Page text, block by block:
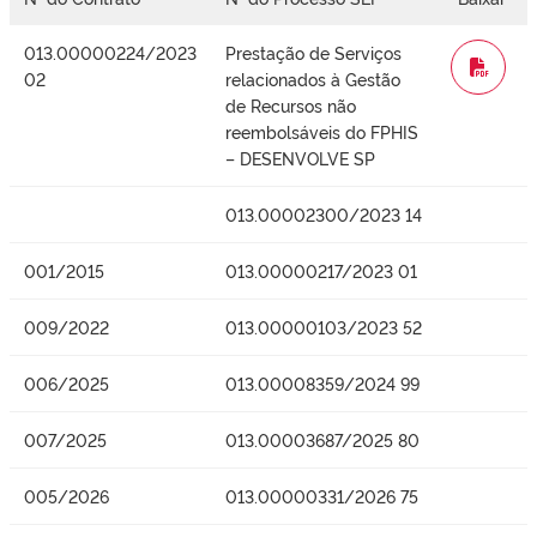
013.00000224/2023
02
Prestação de Serviços
relacionados à Gestão
de Recursos não
reembolsáveis do FPHIS
– DESENVOLVE SP
WORD
013.00002300/2023 14
001/2015 013.00000217/2023 01
009/2022 013.00000103/2023 52
006/2025 013.00008359/2024 99
007/2025 013.00003687/2025 80
005/2026 013.00000331/2026 75